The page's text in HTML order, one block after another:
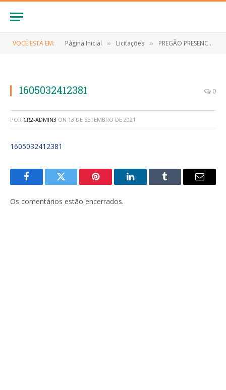
VOCÊ ESTÁ EM: Página Inicial » Licitações » PREGÃO PRESENCIALL Nº 037/2020 (Contratação de empresa para aquisição de EPI’S necessários ao enfrentamento do Covid-19, para o município de Anapurus)
1605032412381 0
POR CR2-ADMIN3 ON 13 DE SETEMBRO DE 2021
1605032412381
FacebookTwitter Pinterest LinkedInTumblr
E-
Os comentários estão encerrados.